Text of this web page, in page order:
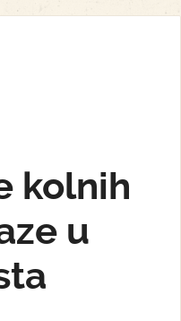
kolnih
u